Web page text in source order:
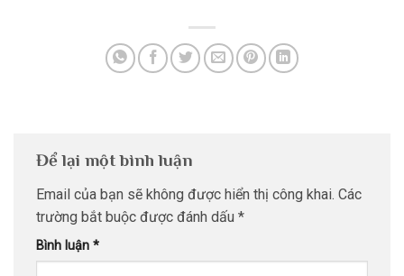
Để lại một bình luận
Email của bạn sẽ không được hiển thị công khai. Các
trường bắt buộc được đánh dấu *
Bình luận *